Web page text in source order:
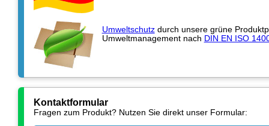
Umweltschutzdurch unsere grüne
Umweltmanagement nach DIN EN ISO
Kontaktformular
Fragen zum Produkt? Nutzen Sie direkt unser Formular: